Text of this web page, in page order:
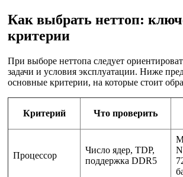
Как выбрать неттоп:
критерии
При выборе неттопа следует
задачи и условия эксплуатации. Ниже
основные критерии, на которые стоит
Критерий Что проверить
Процессор
Число ядер, TDP,
поддержка DDR5